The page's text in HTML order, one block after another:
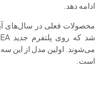
ادامه دهد.
محصولات فعلی در سال‌های
است.